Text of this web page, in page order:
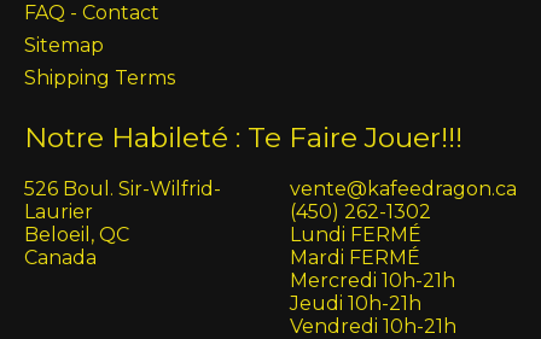
FAQ - Contact
Sitemap
Shipping Terms
Notre Habileté : Te Faire Jouer!!!
526 Boul. Sir-Wilfrid-
Laurier
Beloeil, QC
Canada
vente@kafeedragon.ca
(450) 262-1302
Lundi FERMÉ
Mardi FERMÉ
Mercredi 10h-21h
Jeudi 10h-21h
Vendredi 10h-21h